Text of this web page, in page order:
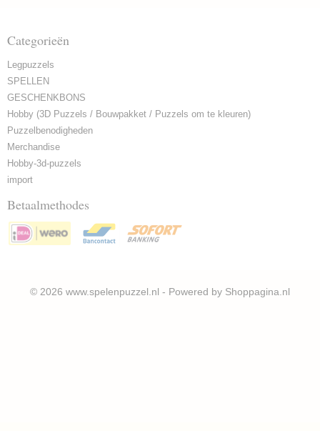
Categorieën
Legpuzzels
SPELLEN
GESCHENKBONS
Hobby (3D Puzzels / Bouwpakket / Puzzels om te kleuren)
Puzzelbenodigheden
Merchandise
Hobby-3d-puzzels
import
Betaalmethodes
© 2026 www.spelenpuzzel.nl - Powered by Shoppagina.nl